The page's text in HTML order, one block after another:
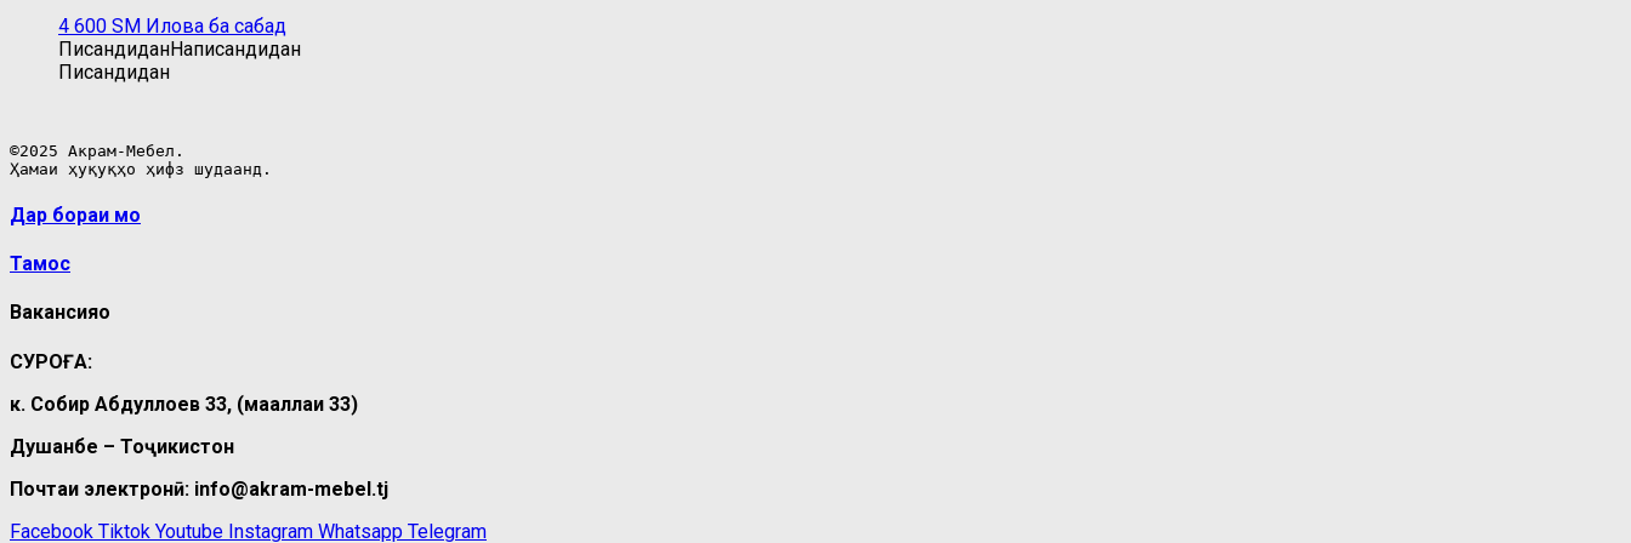
4 600 ЅМ Илова ба сабад
ПисандиданНаписандидан
Писандидан
©2025 Акрам-Мебел.
Ҳамаи ҳуқуқҳо ҳифз шудаанд.
Дар бораи мо
Тамос
Вакансияҳо
СУРОҒА:
к. Собир Абдуллоев 33, (маҳаллаи 33)
Душанбе – Тоҷикистон
Почтаи электронӣ: info@akram-mebel.tj
Facebook Tiktok Youtube Instagram Whatsapp Telegram